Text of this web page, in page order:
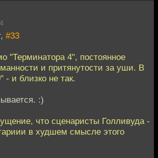
#33
"Терминатора 4", постоянное
и притянутости за уши. В
- и близко не так.
:)
что сценаристы Голливуда -
в худшем смысле этого